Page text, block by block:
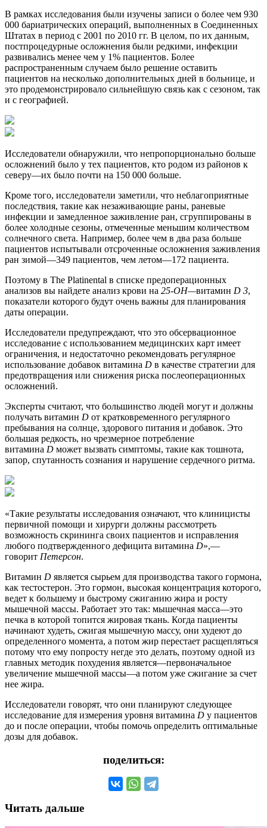
В рамках исследования были изучены записи о более чем 930
000 бариатрических операций, выполненных в Соединенных
Штатах в период с 2001 по 2010 гг. В целом, по их данным,
постпроцедурные осложнения были редкими, инфекции
развивались менее чем у 1% пациентов. Более
распространенным случаем было решение оставить
пациентов на несколько дополнительных дней в больнице, и
это продемонстрировало сильнейшую связь как с сезоном, так
и с географией.
Исследователи обнаружили, что непропорционально больше
осложнений было у тех пациентов, кто родом из районов к
северу—их было почти на 150 000 больше.
Кроме того, исследователи заметили, что неблагоприятные
последствия, такие как незаживающие раны, раневые
инфекции и замедленное заживление ран, сгруппированы в
более холодные сезоны, отмеченные меньшим количеством
солнечного света. Например, более чем в два раза больше
пациентов испытывали отсроченные осложнения заживления
ран зимой—349 пациентов, чем летом—172 пациента.
Поэтому в The Platinental в списке предоперационных
анализов вы найдете анализ крови на 25-ОН—витамин D 3,
показатели которого будут очень важны для планирования
даты операции.
Исследователи предупреждают, что это обсервационное
исследование с использованием медицинских карт имеет
ограничения, и недостаточно рекомендовать регулярное
использование добавок витамина D в качестве стратегии для
предотвращения или снижения риска послеоперационных
осложнений.
Эксперты считают, что большинство людей могут и должны
получать витамин D от кратковременного регулярного
пребывания на солнце, здорового питания и добавок. Это
большая редкость, но чрезмерное потребление
витамина D может вызвать симптомы, такие как тошнота,
запор, спутанность сознания и нарушение сердечного ритма.
«Такие результаты исследования означают, что клиницисты
первичной помощи и хирурги должны рассмотреть
возможность скрининга своих пациентов и исправления
любого подтвержденного дефицита витамина D»,—
говорит Петерсон.
Витамин D является сырьем для производства такого гормона,
как тестостерон. Это гормон, высокая концентрация которого,
ведет к большему и быстрому сжиганию жира и росту
мышечной массы. Работает это так: мышечная масса—это
печка в которой топится жировая ткань. Когда пациенты
начинают худеть, сжигая мышечную массу, они худеют до
определенного момента, а потом жир перестает расщепляться
потому что ему попросту негде это делать, поэтому одной из
главных методик похудения является—первоначальное
увеличение мышечной массы—а потом уже сжигание за счет
нее жира.
Исследователи говорят, что они планируют следующее
исследование для измерения уровня витамина D у пациентов
до и после операции, чтобы помочь определить оптимальные
дозы для добавок.
поделиться:
Читать дальше